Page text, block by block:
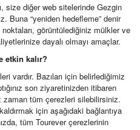
size diğer web sitelerinde Gezgin
Buna “yeniden hedefleme” denir
noktaları, görüntülediğiniz mülkler ve
dayalı olmayı amaçlar.
etkin kalır?
vardır. Bazıları için belirlediğimiz
son ziyaretinizden itibaren
zaman tüm çerezleri silebilirsiniz.
için aşağıdaki bağlantıya
tüm Tourever çerezlerinin